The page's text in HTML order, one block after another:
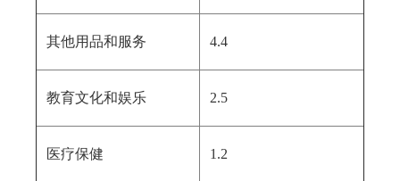
其他用品和服务 4.4
教育文化和娱乐 2.5
医疗保健 1.2